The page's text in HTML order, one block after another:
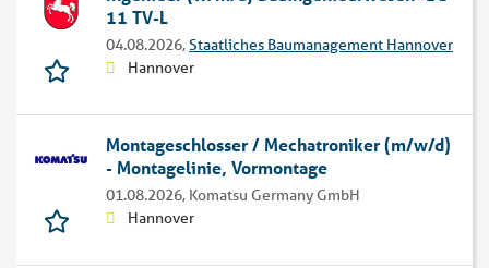
11 TV-L
04.08.2026,Staatliches Baumanagement Hannover
Hannover
Montageschlosser / Mechatroniker (m/w/d)
- Montagelinie, Vormontage
01.08.2026, Komatsu Germany GmbH
Hannover